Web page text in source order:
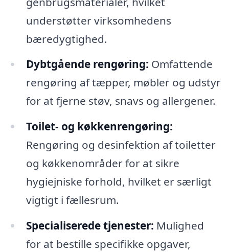
understøtter virksomhedens
bæredygtighed.
Dybtgående rengøring: Omfattende
rengøring af tæpper, møbler og udstyr
for at fjerne støv, snavs og allergener.
Toilet- og køkkenrengøring:
Rengøring og desinfektion af toiletter
og køkkenområder for at sikre
hygiejniske forhold, hvilket er særligt
vigtigt i fællesrum.
Specialiserede tjenester: Mulighed
for at bestille specifikke opgaver,